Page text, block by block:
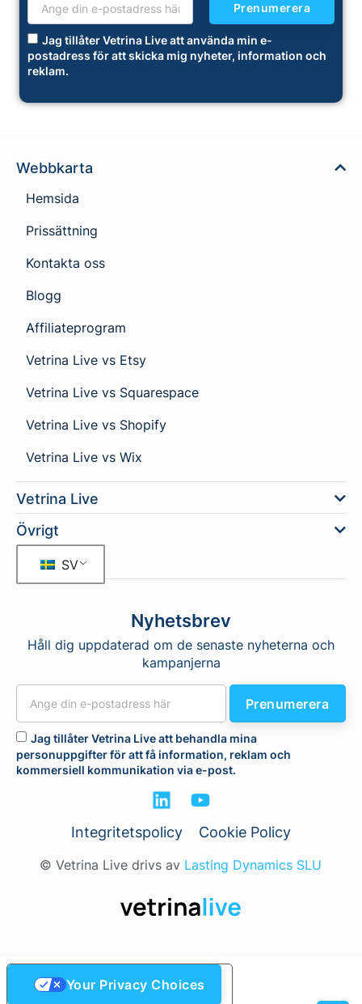
Jag tillåter Vetrina Live att använda min e-
postadress för att skicka mig nyheter, information och
reklam.
Prenumerera
Webbkarta
Hemsida
Prissättning
Kontakta oss
Blogg
Affiliateprogram
Vetrina Live vs Etsy
Vetrina Live vs Squarespace
Vetrina Live vs Shopify
Vetrina Live vs Wix
Vetrina Live
Övrigt
SV
Nyhetsbrev
Håll dig uppdaterad om de senaste nyheterna och
kampanjerna
Jag tillåter Vetrina Live att behandla mina
personuppgifter för att få information, reklam och
kommersiell kommunikation via e-post.
Prenumerera
Integritetspolicy Cookie Policy
© Vetrina Live drivs av Lasting Dynamics SLU
Your Privacy Choices